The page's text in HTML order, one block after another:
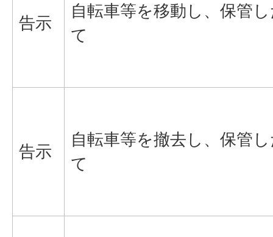
告示
自転車等を移動し、保管
て
告示
自転車等を撤去し、保管
て